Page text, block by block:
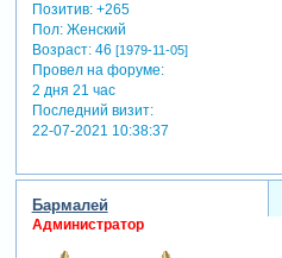
Позитив: +265
Пол:Женский
Возраст:46 [1979-11-05]
Провел на форуме:
2 дня 21 час
Последний визит:
22-07-2021 10:38:37
Бармалей
Администратор